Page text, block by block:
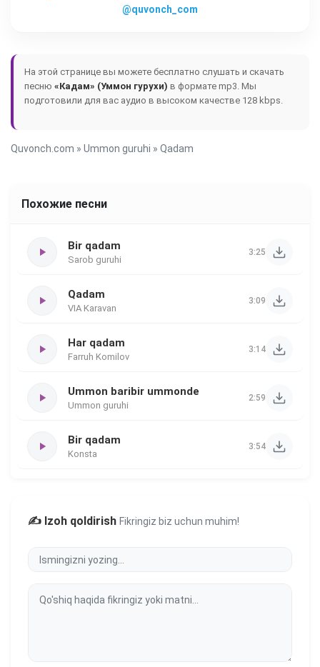
@quvonch_com
На этой странице вы можете бесплатно слушать и скачать
песню «Кадам» (Уммон гурухи) в формате mp3. Мы
подготовили для вас аудио в высоком качестве 128 kbps.
Quvonch.com » Ummon guruhi » Qadam
Похожие песни
Bir qadam
Sarob guruhi
3:25
Qadam
VIA Karavan
3:09
Har qadam
Farruh Komilov
3:14
Ummon baribir ummonde
Ummon guruhi
2:59
Bir qadam
Konsta
3:54
✍️ Izoh qoldirish Fikringiz biz uchun muhim!